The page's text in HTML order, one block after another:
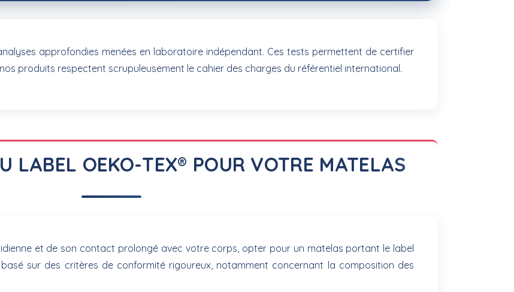
approfondies menées en laboratoire indépendant. Ces tests permettent de certifier
produits respectent scrupuleusement le cahier des charges du référentiel international.
LABEL OEKO-TEX® POUR VOTRE MATELAS
et de son contact prolongé avec votre corps, opter pour un matelas portant le label
basé sur des critères de conformité rigoureux, notamment concernant la composition des